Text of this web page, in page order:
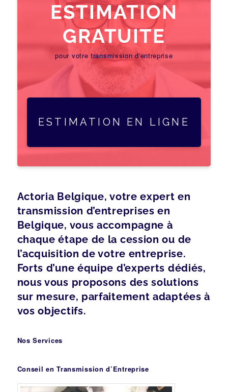
ESTIMATION
GRATUITE
pour votre transmission d'entreprise
ESTIMATION EN LIGNE
Actoria Belgique, votre expert en
transmission d’entreprises en
Belgique, vous accompagne à
chaque étape de la cession ou de
l’acquisition de votre entreprise.
Forts d’une équipe d’experts dédiés,
nous vous proposons des solutions
sur mesure, parfaitement adaptées à
vos objectifs.
Nos Services
Conseil en Transmission d’Entreprise